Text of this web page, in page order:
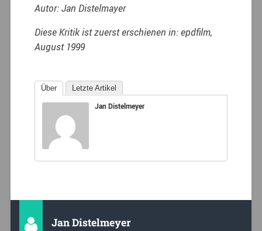
Autor: Jan Distelmayer
Diese Kritik ist zuerst erschienen in: epdfilm,
August 1999
Über Letzte Artikel
Jan Distelmeyer
Jan Distelmeyer